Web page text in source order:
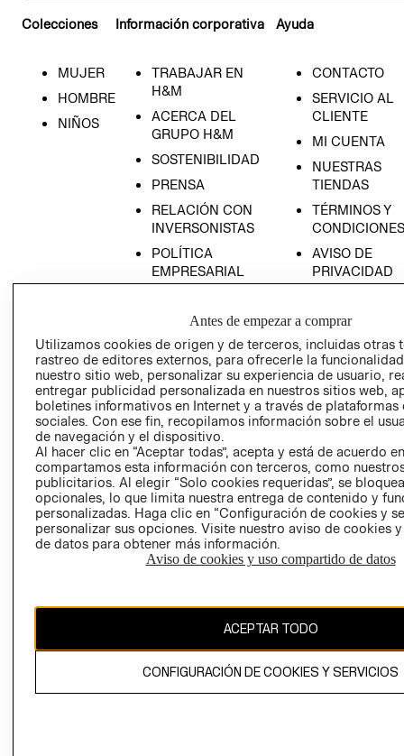
Colecciones
MUJER
HOMBRE
NIÑOS
Información corporativa
TRABAJAR EN
H&M
ACERCA DEL
GRUPO H&M
SOSTENIBILIDAD
PRENSA
RELACIÓN CON
INVERSONISTAS
POLÍTICA
EMPRESARIAL
Ayuda
CONTACTO
SERVICIO AL
CLIENTE
MI CUENTA
NUESTRAS
TIENDAS
TÉRMINOS Y
CONDICIONES
AVISO DE
PRIVACIDAD
AVISO DE
COOKIES
LIBRO DE
Ecuador ($)
CAMBIAR REGIÓN
El contenido de esta página web está protegido por copyright y es
propiedad de H&M Hennes & Mauritz AB.
Antes de empezar a comprar
Utilizamos cookies de origen y de terceros, incluidas otras
rastreo de editores externos, para ofrecerle la
nuestro sitio web, personalizar su experiencia de usuario,
entregar publicidad personalizada en nuestros sitios web,
boletines informativos en Internet y a través de plataformas
sociales. Con ese fin, recopilamos información sobre el
de navegación y el dispositivo.
Al hacer clic en “Aceptar todas”, acepta y está de acuerdo
compartamos esta información con terceros, como
publicitarios. Al elegir “Solo cookies requeridas”, se
opcionales, lo que limita nuestra entrega de contenido y
personalizadas. Haga clic en “Configuración de cookies y
personalizar sus opciones. Visite nuestro aviso de cookies
de datos para obtener más información.
Aviso de cookies y uso compartido de datos
ACEPTAR TODO
CONFIGURACIÓN DE COOKIES Y SERVICIOS